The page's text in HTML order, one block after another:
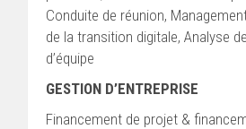
Conduite de réunion,
de la transition digitale, Analyse
d’équipe
GESTION D’ENTREPRISE
Financement de projet &